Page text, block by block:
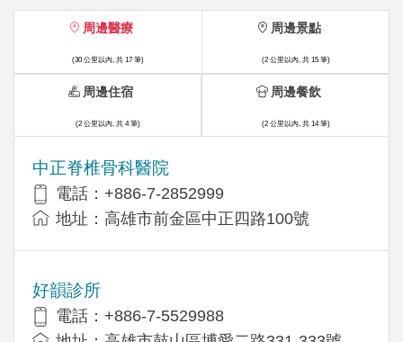
周邊醫療
(30 公里以內, 共 17 筆)
中正脊椎骨科醫院
電話：+886-7-2852999
地址：高雄市前金區中正四路100號
好韻診所
電話：+886-7-5529988
周邊景點
(2 公里以內, 共 15 筆)
周邊住宿
(2 公里以內, 共 4 筆)
周邊餐飲
(2 公里以內, 共 14 筆)